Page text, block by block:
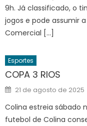
9h. Já classificado, o
jogos e pode assumir
Comercial […]
Esportes
COPA 3 RIOS
Posted
on
21 de agosto de 2025
Colina estreia sábado
futebol de Colina